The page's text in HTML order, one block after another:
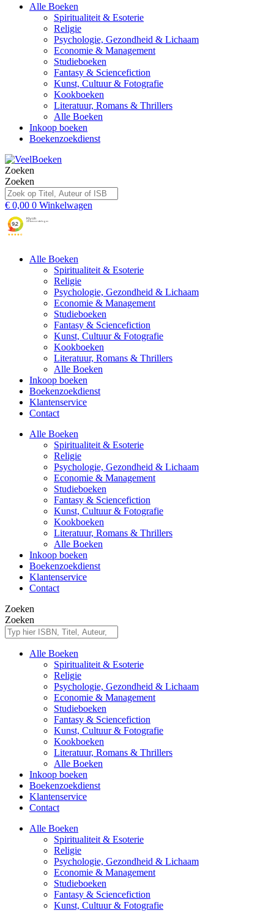
Alle Boeken
Spiritualiteit & Esoterie
Religie
Psychologie, Gezondheid & Lichaam
Economie & Management
Studieboeken
Fantasy & Sciencefiction
Kunst, Cultuur & Fotografie
Kookboeken
Literatuur, Romans & Thrillers
Alle Boeken
Inkoop boeken
Boekenzoekdienst
Zoeken
Zoeken
€ 0,00 0 Winkelwagen
Alle Boeken
Spiritualiteit & Esoterie
Religie
Psychologie, Gezondheid & Lichaam
Economie & Management
Studieboeken
Fantasy & Sciencefiction
Kunst, Cultuur & Fotografie
Kookboeken
Literatuur, Romans & Thrillers
Alle Boeken
Inkoop boeken
Boekenzoekdienst
Klantenservice
Contact
Alle Boeken
Spiritualiteit & Esoterie
Religie
Psychologie, Gezondheid & Lichaam
Economie & Management
Studieboeken
Fantasy & Sciencefiction
Kunst, Cultuur & Fotografie
Kookboeken
Literatuur, Romans & Thrillers
Alle Boeken
Inkoop boeken
Boekenzoekdienst
Klantenservice
Contact
Zoeken
Zoeken
Alle Boeken
Spiritualiteit & Esoterie
Religie
Psychologie, Gezondheid & Lichaam
Economie & Management
Studieboeken
Fantasy & Sciencefiction
Kunst, Cultuur & Fotografie
Kookboeken
Literatuur, Romans & Thrillers
Alle Boeken
Inkoop boeken
Boekenzoekdienst
Klantenservice
Contact
Alle Boeken
Spiritualiteit & Esoterie
Religie
Psychologie, Gezondheid & Lichaam
Economie & Management
Studieboeken
Fantasy & Sciencefiction
Kunst, Cultuur & Fotografie